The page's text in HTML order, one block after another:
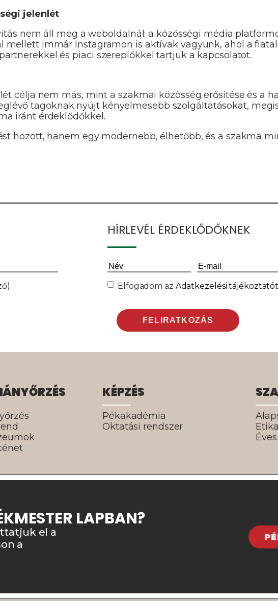
jelenlét
nem áll meg a weboldalnál: a közösségi média
mellett immár Instagramon is aktívak vagyunk, ahol a
és piaci szereplőkkel tartjuk a kapcsolatot.
célja nem más, mint a szakmai közösség erősítése és a
tagoknak nyújt kényelmesebb szolgáltatásokat,
iránt érdeklődőkkel.
hozott, hanem egy modernebb, élhetőbb, és a szakma
HÍRLEVÉL ÉRDEKLŐDŐKNEK
Név(Kötelező) Email(Kötelező)
Consent(Kötelező)
Elfogadom az Adatkezelési tájékoztatót
KÉPZÉS
Pékakadémia
Oktatási rendszer
LAPBAN?
el a
a